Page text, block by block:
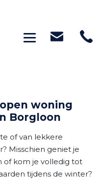
Toggle
woning
Borgloon
of van lekkere
Misschien geniet je
of kom je volledig tot
tijdens de winter?